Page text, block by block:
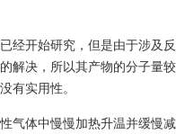
经开始研究，但是由于涉及反
解决，所以其产物的分子量较
有实用性。
气体中慢慢加热升温并缓慢减